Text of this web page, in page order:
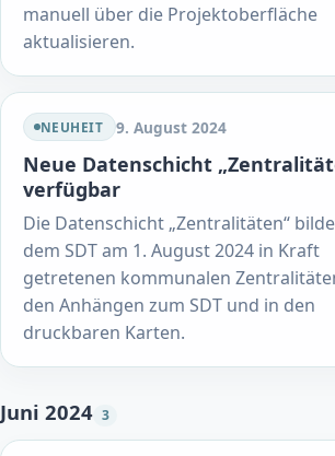
manuell über die Projektoberfläche
aktualisieren.
NEUHEIT 9. August 2024
Neue Datenschicht
verfügbar
Die Datenschicht „Zentralitäten“
dem SDT am 1. August 2024 in Kraft
getretenen kommunalen
den Anhängen zum SDT und in den
druckbaren Karten.
Juni 2024 3